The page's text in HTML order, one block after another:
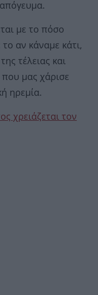
με το πόσο
αν κάναμε κάτι,
τέλειας και
που μας χάρισε
ηρεμία.
χρειάζεται τον